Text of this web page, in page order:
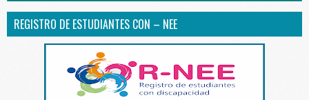
REGISTRO DE ESTUDIANTES CON – NEE